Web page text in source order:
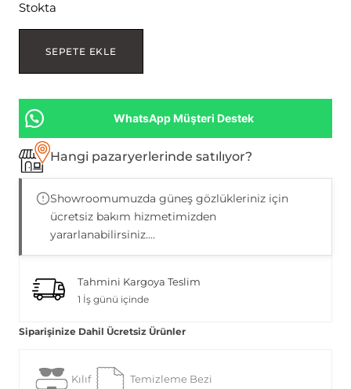
Stokta
SEPETE EKLE
WhatsApp Müşteri Destek
Hangi pazaryerlerinde satılıyor?
Showroomumuzda güneş gözlükleriniz için
ücretsiz bakım hizmetimizden
yararlanabilirsiniz....
Tahmini Kargoya Teslim
1 İş günü içinde
Siparişinize Dahil Ücretsiz Ürünler
Kılıf Temizleme Bezi